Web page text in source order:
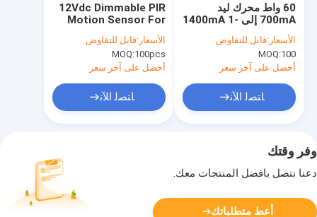
12Vdc Dimmable PIR
Motion Sensor For
Tri-proof Light,
Zhaga Book20
Interface, Parking
Garage Applicable
الأسعار:قابل للتفاوض
MOQ:100pcs
أحصل على آخر سعر
ﺎﺘﺼﻟ ﺍﻶﻧ
60 واط محرك ليد
700mA إلى 1400mA 1-
سنوات
الأسعار:قابل للتفاوض
MOQ:100
أحصل على آخر سعر
ﺎﺘﺼﻟ ﺍﻶﻧ
وفر وقتك
دعنا نتصل بأفضل المنتجات معك.
أعط متطلباتك